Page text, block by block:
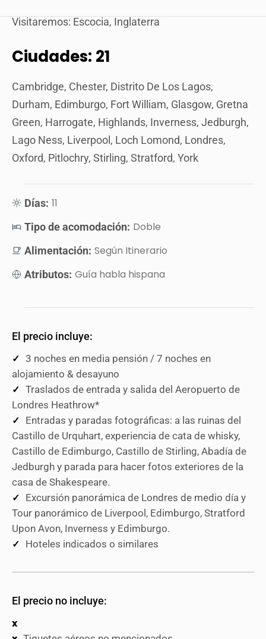
Visitaremos: Escocia, Inglaterra
Ciudades: 21
Cambridge, Chester, Distrito De Los Lagos,
Durham, Edimburgo, Fort William, Glasgow, Gretna
Green, Harrogate, Highlands, Inverness, Jedburgh,
Lago Ness, Liverpool, Loch Lomond, Londres,
Oxford, Pitlochry, Stirling, Stratford, York
Días: 11
Tipo de acomodación: Doble
Alimentación: Según Itinerario
Atributos: Guía habla hispana
El precio incluye:
3 noches en media pensión / 7 noches en
alojamiento & desayuno
Traslados de entrada y salida del Aeropuerto de
Londres Heathrow*
Entradas y paradas fotográficas: a las ruinas del
Castillo de Urquhart, experiencia de cata de whisky,
Castillo de Edimburgo, Castillo de Stirling, Abadía de
Jedburgh y parada para hacer fotos exteriores de la
casa de Shakespeare.
Excursión panorámica de Londres de medio día y
Tour panorámico de Liverpool, Edimburgo, Stratford
Upon Avon, Inverness y Edimburgo.
Hoteles indicados o similares
El precio no incluye: